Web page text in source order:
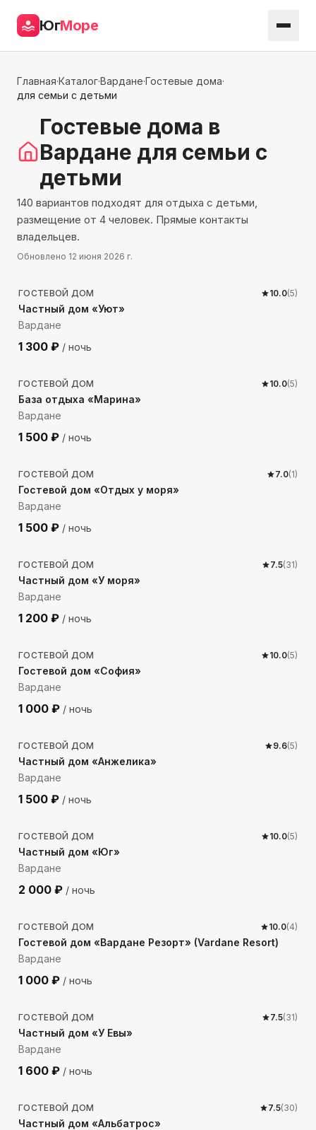
ЮгМоре
Главная·Каталог·Вардане·Гостевые дома·
для семьи с детьми
Гостевые дома в
Вардане для семьи с
детьми
140 вариантов подходят для отдыха с детьми,
размещение от 4 человек. Прямые контакты
владельцев.
Обновлено 12 июня 2026 г.
439 м до моря
ГОСТЕВОЙ ДОМ 10.0(5)
Частный дом «Уют»
Вардане
1 300 ₽ / ночь
1107 м до моря
ГОСТЕВОЙ ДОМ 10.0(5)
База отдыха «Марина»
Вардане
1 500 ₽ / ночь
975 м до моря
ГОСТЕВОЙ ДОМ 7.0(1)
Гостевой дом «Отдых у моря»
Вардане
1 500 ₽ / ночь
372м до моря
ГОСТЕВОЙ ДОМ 7.5(31)
Частный дом «У моря»
Вардане
1 200 ₽ / ночь
690 м до моря
ГОСТЕВОЙ ДОМ 10.0(5)
Гостевой дом «София»
Вардане
1 000 ₽ / ночь
151м до моря
ГОСТЕВОЙ ДОМ 9.6(5)
Частный дом «Анжелика»
Вардане
1 500 ₽ / ночь
220 м до моря
ГОСТЕВОЙ ДОМ 10.0(5)
Частный дом «Юг»
Вардане
2 000 ₽ / ночь
979м до моря
ГОСТЕВОЙ ДОМ 10.0(4)
Гостевой дом «Вардане Резорт» (Vardane Resort)
Вардане
1 000 ₽ / ночь
193м до моря
ГОСТЕВОЙ ДОМ 7.5(31)
Частный дом «У Евы»
Вардане
1 600 ₽ / ночь
473м до моря
ГОСТЕВОЙ ДОМ 7.5(30)
Частный дом «Альбатрос»